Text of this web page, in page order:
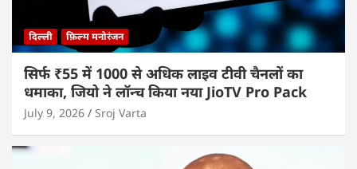
दिल्ली फ़िल्म मनोरंजन
सिर्फ ₹55 में 1000 से अधिक लाइव टीवी चैनलों का
धमाका, जियो ने लॉन्च किया नया JioTV Pro Pack
July 9, 2026 Sroj Varta